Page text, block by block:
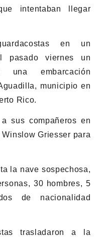
intentaban llegar
en un
pasado viernes un
una embarcación
municipio en
Rico.
sus compañeros en
Griesser para
la nave sospechosa,
30 hombres, 5
de nacionalidad
trasladaron a la